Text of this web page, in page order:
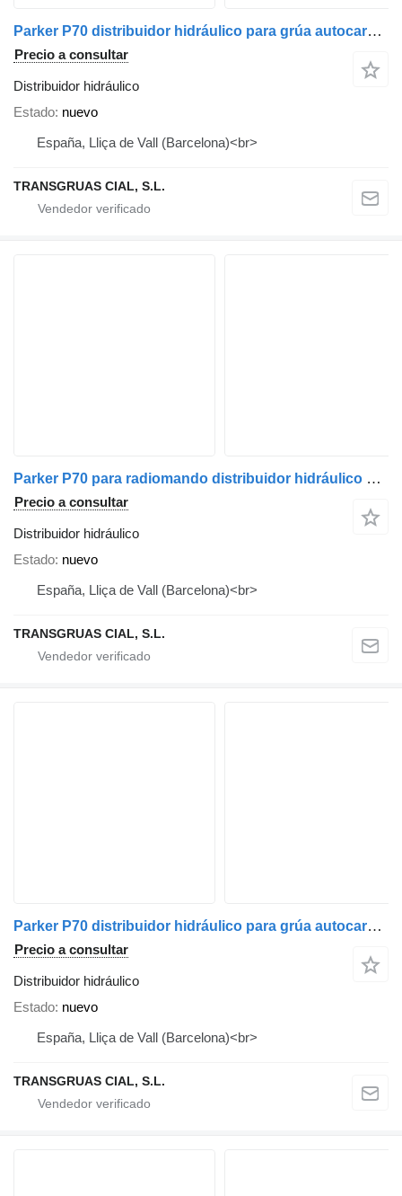
Parker P70 distribuidor hidráulico para grúa autocargante
Precio a consultar
Distribuidor hidráulico
Estado nuevo
España, Lliça de Vall (Barcelona)<br>
TRANSGRUAS CIAL, S.L.
Parker P70 para radiomando distribuidor hidráulico para grúa autocargante
Precio a consultar
Distribuidor hidráulico
Estado nuevo
España, Lliça de Vall (Barcelona)<br>
TRANSGRUAS CIAL, S.L.
Parker P70 distribuidor hidráulico para grúa autocargante
Precio a consultar
Distribuidor hidráulico
Estado nuevo
España, Lliça de Vall (Barcelona)<br>
TRANSGRUAS CIAL, S.L.